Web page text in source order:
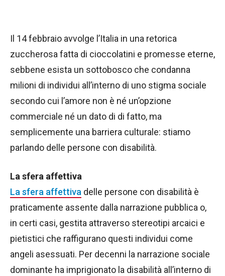
Il 14 febbraio avvolge l’Italia in una retorica
zuccherosa fatta di cioccolatini e promesse eterne,
sebbene esista un sottobosco che condanna
milioni di individui all’interno di uno stigma sociale
secondo cui l’amore non è né un’opzione
commerciale né un dato di di fatto, ma
semplicemente una barriera culturale: stiamo
parlando delle persone con disabilità.
La sfera affettiva
La sfera affettiva delle persone con disabilità è
praticamente assente dalla narrazione pubblica o,
in certi casi, gestita attraverso stereotipi arcaici e
pietistici che raffigurano questi individui come
angeli asessuati. Per decenni la narrazione sociale
dominante ha imprigionato la disabilità all’interno di